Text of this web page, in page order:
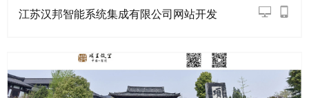
江苏汉邦智能系统集成有限公司网站开发